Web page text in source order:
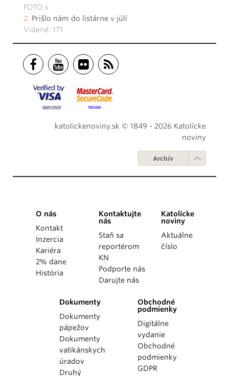
FOTO
Prišlo nám do listárne v júli
Videné: 171
katolickenoviny.sk © 1849 - 2026 Katolícke
noviny
Archív
O nás
Kontakt
Inzercia
Kariéra
2% dane
História
Kontaktujte
nás
Staň sa
reportérom
KN
Podporte nás
Darujte nás
Katolícke
noviny
Aktuálne
číslo
Dokumenty
Dokumenty
pápežov
Dokumenty
vatikánskych
úradov
Druhý
Obchodné
podmienky
Digitálne
vydanie
Obchodné
podmienky
GDPR